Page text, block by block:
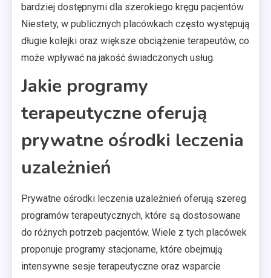
bardziej dostępnymi dla szerokiego kręgu pacjentów.
Niestety, w publicznych placówkach często występują
długie kolejki oraz większe obciążenie terapeutów, co
może wpływać na jakość świadczonych usług.
Jakie programy
terapeutyczne oferują
prywatne ośrodki leczenia
uzależnień
Prywatne ośrodki leczenia uzależnień oferują szereg
programów terapeutycznych, które są dostosowane
do różnych potrzeb pacjentów. Wiele z tych placówek
proponuje programy stacjonarne, które obejmują
intensywne sesje terapeutyczne oraz wsparcie